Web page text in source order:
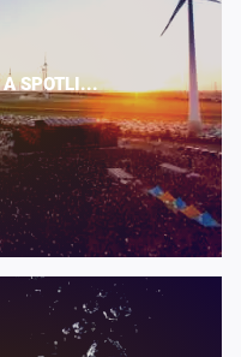
A SPOTLI...